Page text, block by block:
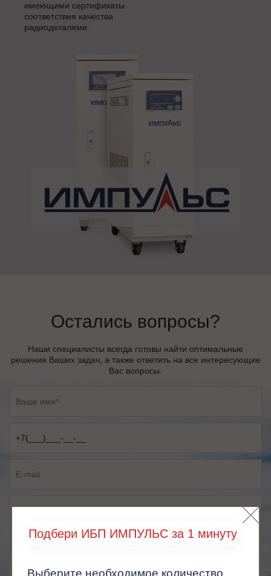
имеющими сертификаты
соответствия качества
радиодеталями.
Остались вопросы?
Наши специалисты всегда готовы найти оптимальные
решения Ваших задач, а также ответить на все интересующие
Вас вопросы.
Подбери ИБП ИМПУЛЬС за 1 минуту
Выберите необходимое количество